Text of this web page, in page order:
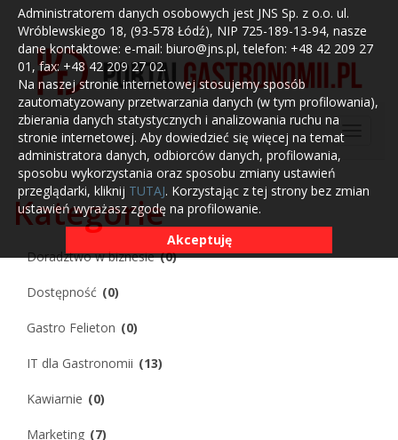
Administratorem danych osobowych jest JNS Sp. z o.o. ul.
Wróblewskiego 18, (93-578 Łódź), NIP 725-189-13-94, nasze
dane kontaktowe: e-mail: biuro@jns.pl, telefon: +48 42 209 27
01, fax: +48 42 209 27 02.
Na naszej stronie internetowej stosujemy sposób
zautomatyzowany przetwarzania danych (w tym profilowania),
zbierania danych statystycznych i analizowania ruchu na
stronie internetowej. Aby dowiedzieć się więcej na temat
administratora danych, odbiorców danych, profilowania,
sposobu wykorzystania oraz sposobu zmiany ustawień
przeglądarki, kliknij TUTAJ. Korzystając z tej strony bez zmian
ustawień wyrażasz zgodę na profilowanie.
Akceptuję
Kategorie
Doradztwo w biznesie(0)
Dostępność (0)
Gastro Felieton (0)
IT dla Gastronomii (13)
Kawiarnie (0)
Marketing (7)